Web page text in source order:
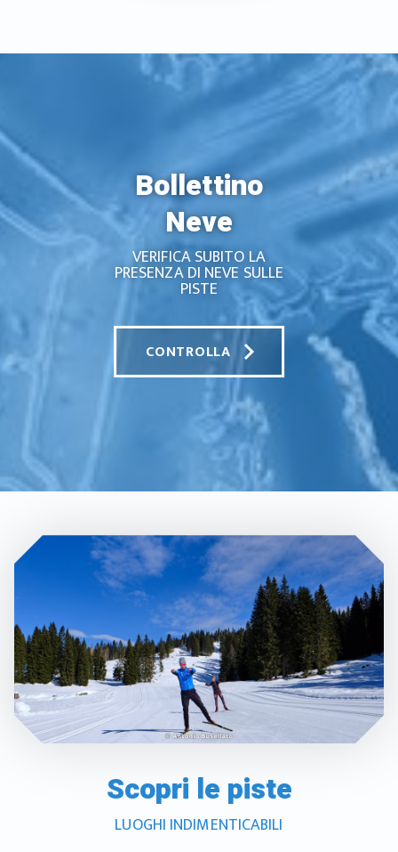
Bollettino
Neve
VERIFICA SUBITO LA
PRESENZA DI NEVE SULLE
PISTE
CONTROLLA keyboard_arrow_right
Scopri le piste
LUOGHI INDIMENTICABILI